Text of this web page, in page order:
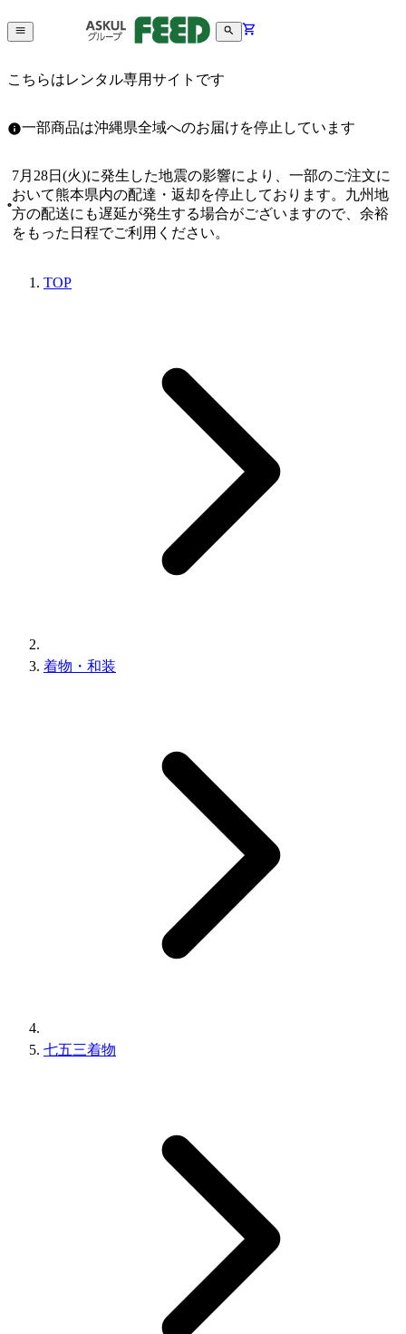
こちらはレンタル専用サイトです
一部商品は沖縄県全域へのお届けを停止しています
7月28日(火)に発生した地震の影響により、一部のご注文に
おいて熊本県内の配達・返却を停止しております。九州地
方の配送にも遅延が発生する場合がございますので、余裕
をもった日程でご利用ください。
TOP
着物・和装
七五三着物